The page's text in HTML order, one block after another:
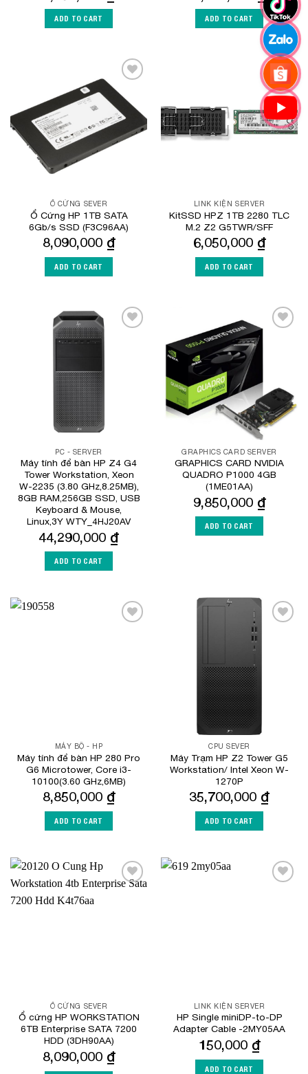
ADD TO CART ADD TO CART
Add to
Wishlist
Ổ CỨNG SEVER
Ổ Cứng HP 1TB SATA
6Gb/s SSD (F3C96AA)
8,090,000 ₫
ADD TO CART
Add to
Wishlist
LINK KIỆN SERVER
KitSSD HPZ 1TB 2280 TLC
M.2 Z2 G5TWR/SFF
6,050,000 ₫
ADD TO CART
PC - SERVER
Máy tính để bàn HP Z4 G4
Tower Workstation, Xeon
W-2235 (3.80 GHz,8.25MB),
8GB RAM,256GB SSD, USB
Keyboard & Mouse,
Linux,3Y WTY_4HJ20AV
44,290,000 ₫
ADD TO CART
GRAPHICS CARD SERVER
GRAPHICS CARD NVIDIA
QUADRO P1000 4GB
(1ME01AA)
9,850,000 ₫
ADD TO CART
MÁY BỘ - HP
Máy tính để bàn HP 280 Pro
G6 Microtower, Core i3-
10100(3.60 GHz,6MB)
8,850,000 ₫
ADD TO CART
CPU SEVER
Máy Trạm HP Z2 Tower G5
Workstation/ Intel Xeon W-
1270P
35,700,000 ₫
ADD TO CART
Ổ CỨNG SEVER
Ổ cứng HP WORKSTATION
6TB Enterprise SATA 7200
HDD (3DH90AA)
8,090,000 ₫
LINK KIỆN SERVER
HP Single miniDP-to-DP
Adapter Cable -2MY05AA
150,000 ₫
ADD TO CART